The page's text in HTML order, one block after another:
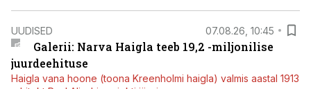
UUDISED 07.08.26, 10:45
Galerii: Narva Haigla teeb 19,2 -miljonilise
juurdeehituse
Haigla vana hoone (toona Kreenholmi haigla) valmis aastal 1913